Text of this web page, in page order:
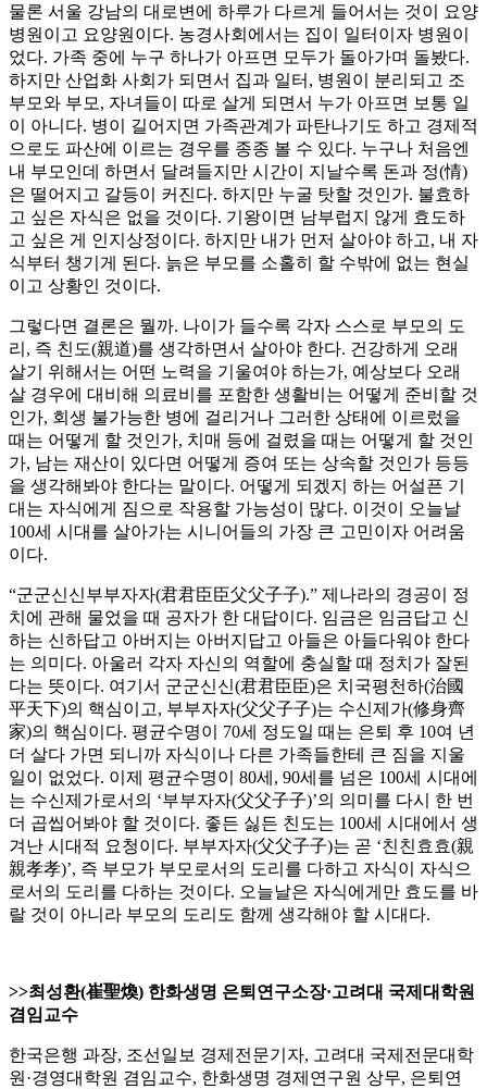
물론 서울 강남의 대로변에 하루가 다르게 들어서는 것이 요양
병원이고 요양원이다. 농경사회에서는 집이 일터이자 병원이
었다. 가족 중에 누구 하나가 아프면 모두가 돌아가며 돌봤다.
하지만 산업화 사회가 되면서 집과 일터, 병원이 분리되고 조
부모와 부모, 자녀들이 따로 살게 되면서 누가 아프면 보통 일
이 아니다. 병이 길어지면 가족관계가 파탄나기도 하고 경제적
으로도 파산에 이르는 경우를 종종 볼 수 있다. 누구나 처음엔
내 부모인데 하면서 달려들지만 시간이 지날수록 돈과 정(情)
은 떨어지고 갈등이 커진다. 하지만 누굴 탓할 것인가. 불효하
고 싶은 자식은 없을 것이다. 기왕이면 남부럽지 않게 효도하
고 싶은 게 인지상정이다. 하지만 내가 먼저 살아야 하고, 내 자
식부터 챙기게 된다. 늙은 부모를 소홀히 할 수밖에 없는 현실
이고 상황인 것이다.
그렇다면 결론은 뭘까. 나이가 들수록 각자 스스로 부모의 도
리, 즉 친도(親道)를 생각하면서 살아야 한다. 건강하게 오래
살기 위해서는 어떤 노력을 기울여야 하는가, 예상보다 오래
살 경우에 대비해 의료비를 포함한 생활비는 어떻게 준비할 것
인가, 회생 불가능한 병에 걸리거나 그러한 상태에 이르렀을
때는 어떻게 할 것인가, 치매 등에 걸렸을 때는 어떻게 할 것인
가, 남는 재산이 있다면 어떻게 증여 또는 상속할 것인가 등등
을 생각해봐야 한다는 말이다. 어떻게 되겠지 하는 어설픈 기
대는 자식에게 짐으로 작용할 가능성이 많다. 이것이 오늘날
100세 시대를 살아가는 시니어들의 가장 큰 고민이자 어려움
이다.
“군군신신부부자자(君君臣臣父父子子).” 제나라의 경공이 정
치에 관해 물었을 때 공자가 한 대답이다. 임금은 임금답고 신
하는 신하답고 아버지는 아버지답고 아들은 아들다워야 한다
는 의미다. 아울러 각자 자신의 역할에 충실할 때 정치가 잘된
다는 뜻이다. 여기서 군군신신(君君臣臣)은 치국평천하(治國
平天下)의 핵심이고, 부부자자(父父子子)는 수신제가(修身齊
家)의 핵심이다. 평균수명이 70세 정도일 때는 은퇴 후 10여 년
더 살다 가면 되니까 자식이나 다른 가족들한테 큰 짐을 지울
일이 없었다. 이제 평균수명이 80세, 90세를 넘은 100세 시대에
는 수신제가로서의 ‘부부자자(父父子子)’의 의미를 다시 한 번
더 곱씹어봐야 할 것이다. 좋든 싫든 친도는 100세 시대에서 생
겨난 시대적 요청이다. 부부자자(父父子子)는 곧 ‘친친효효(親
親孝孝)’, 즉 부모가 부모로서의 도리를 다하고 자식이 자식으
로서의 도리를 다하는 것이다. 오늘날은 자식에게만 효도를 바
랄 것이 아니라 부모의 도리도 함께 생각해야 할 시대다.
>>최성환(崔聖煥) 한화생명 은퇴연구소장·고려대 국제대학원
겸임교수
한국은행 과장, 조선일보 경제전문기자, 고려대 국제전문대학
원·경영대학원 겸임교수, 한화생명 경제연구원 상무, 은퇴연